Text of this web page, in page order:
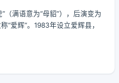
（满语意为“母貂”），后演变为
“爱辉”。1983年设立爱辉县，